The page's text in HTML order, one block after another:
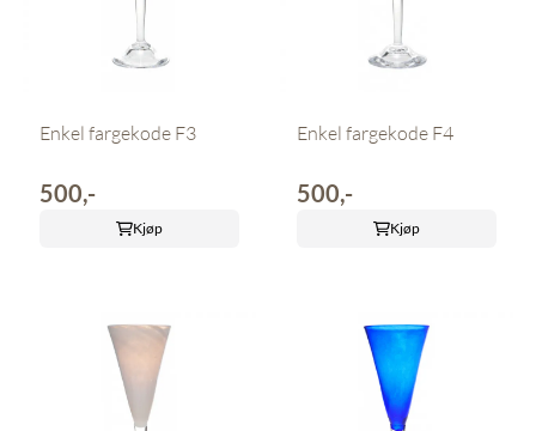
Enkel fargekode F3
500,-
Kjøp
Enkel fargekode F4
500,-
Kjøp